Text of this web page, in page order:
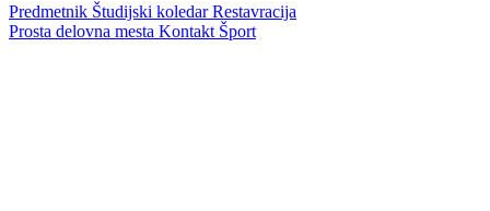
Predmetnik Študijski koledarRestavracija
Prosta delovna mesta Kontakt Šport